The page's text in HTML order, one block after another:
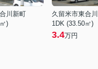
川新町
)
久留米市東合
1DK (33.50㎡)
3.4万円